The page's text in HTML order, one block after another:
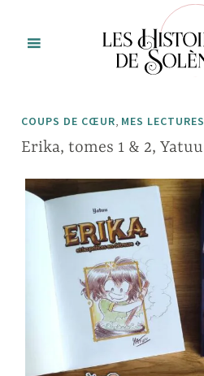
contenu
COUPS DE CŒUR, MES LECTURES
Erika, tomes 1 & 2, Yatuu